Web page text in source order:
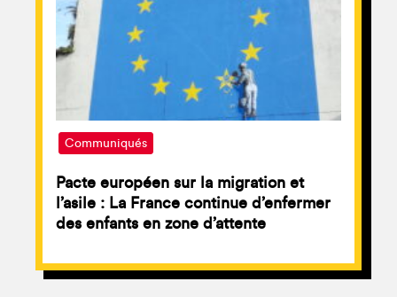
Communiqués
Pacte européen sur la migration et
l’asile : La France continue d’enfermer
des enfants en zone d’attente